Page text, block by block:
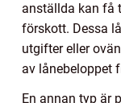
anställda kan få
förskott. Dessa
utgifter eller
av lånebeloppet
En annan typ är